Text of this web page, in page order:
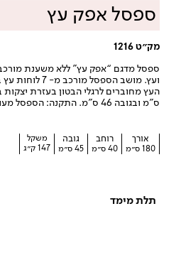
ספסל אפק עץ
מק״ט 1216
ספסל מדגם “אפק עץ” ללא משענת מורכב
ס”מ ובגובה 46 ס”מ. התקנה: הספסל מעוגן לקרקע בעזרת עוגנים.
אורך
180 ס״מ
רוחב
40 ס״מ
גובה
45 ס״מ
משקל
147 ק״ג
תלת מימד